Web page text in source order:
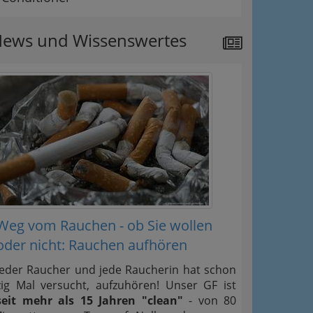
und Wissenswertes
vom Rauchen - ob Sie wollen
nicht: Rauchen aufhören
Raucher und jede Raucherin hat schon
Mal versucht, aufzuhören! Unser GF ist
mehr als 15 Jahren "clean" - von 80